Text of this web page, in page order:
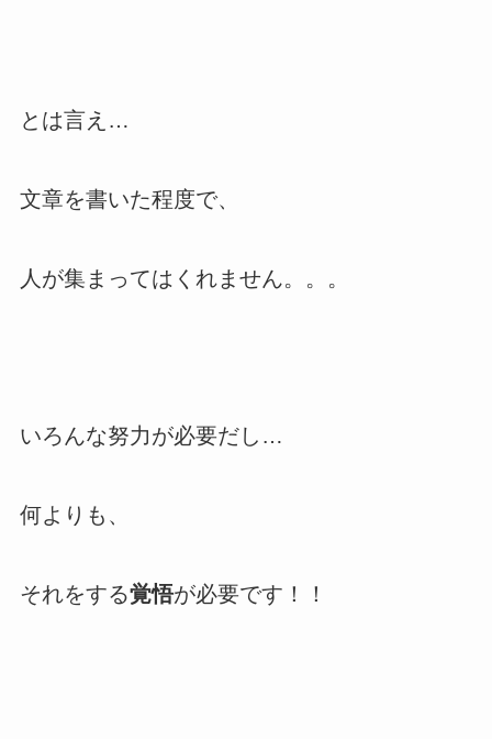
とは言え…
文章を書いた程度で、
人が集まってはくれません。。。
いろんな努力が必要だし…
何よりも、
それをする覚悟が必要です！！